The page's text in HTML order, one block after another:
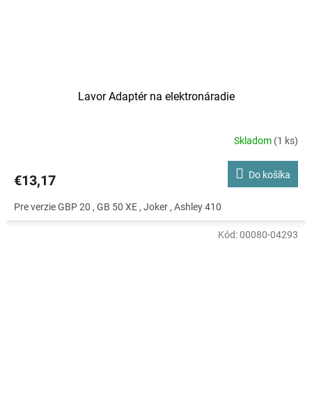
Lavor Adaptér na elektronáradie
Skladom (1 ks)
€13,17 Do košíka
Pre verzie GBP 20 , GB 50 XE , Joker , Ashley 410
Kód:00080-04293